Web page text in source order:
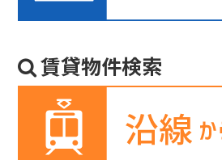
賃貸物件検索